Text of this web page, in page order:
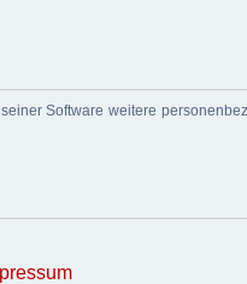
Software weitere